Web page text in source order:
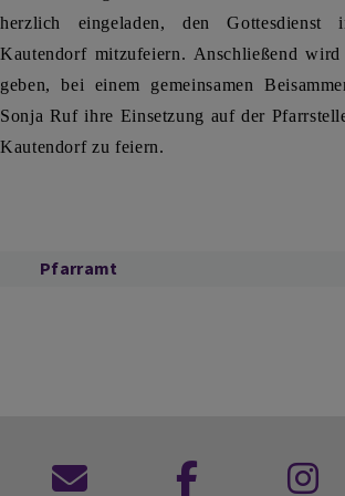
herzlich eingeladen, den
Kautendorf mitzufeiern. Anschließend
geben, bei einem gemeinsamen
Sonja Ruf ihre Einsetzung auf der
Kautendorf zu feiern.
Pfarramt